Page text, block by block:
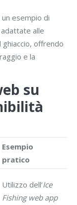
esempio di
alle
offrendo
e la
su
Esempio
pratico
Utilizzo dell’Ice
Fishing web app